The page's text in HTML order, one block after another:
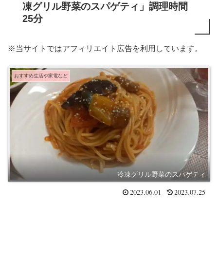
凍グリル野菜のスパゲティ」調理時間
25分
※当サイトではアフィリエイト広告を利用しています。
おすすめ生活や家電など
冷凍グリル野菜のスパゲティ
2023.06.01 2023.07.25